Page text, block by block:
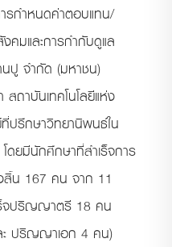
รกำหนดค่าตอบแทน/
มและการกำกับดูแล
ปู จำกัด (มหาชน)
ถาบันเทคโนโลยีแห่ง
ที่ปรึกษาวิทยานิพนธ์ใน
ดยมีนักศึกษาที่สำเร็จการ
สิ้น 167 คน จาก 11
ร็จปริญญาตรี 18 คน
ปริญญาเอก 4 คน)